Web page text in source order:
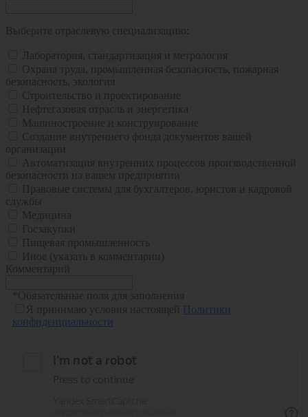
Выберите отраслевую специализацию:
Лаборатория, стандартизация и метрология
Охрана труда, промышленная безопасность, пожарная
безопасность, экология
Строительство и проектирование
Нефтегазовая отрасль и энергетика
Машиностроение и конструирование
Создание внутреннего фонда документов вашей
организации
Автоматизация внутренних процессов производственной
безопасности на вашем предприятии
Правовые системы для бухгалтеров, юристов и кадровой
службы
Медицина
Госзакупки
Пищевая промышленность
Иное (указать в комментарии)
Комментарий
Обязательные поля для заполнения
Я принимаю условия настоящей Политики
конфиденциальности